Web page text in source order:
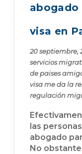
abogado
visa en
20 septiembre,
servicios
de paises
visa me da la
regulación
las
abogado
No